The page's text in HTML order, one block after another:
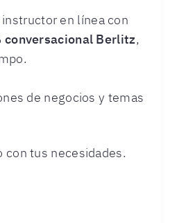
en línea con
conversacional Berlitz,
de negocios y temas
con tus necesidades.